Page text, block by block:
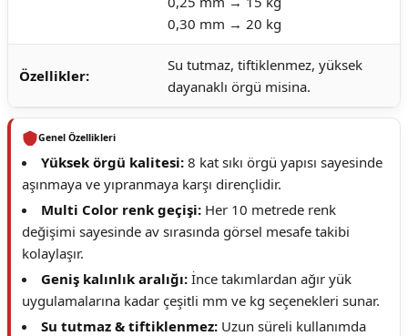
0,30 mm → 20 kg
Özellikler:
Su tutmaz, tiftiklenmez, yüksek
dayanaklı örgü misina.
Genel Özellikleri
Yüksek örgü kalitesi: 8 kat sıkı örgü yapısı sayesinde
aşınmaya ve yıpranmaya karşı dirençlidir.
Multi Color renk geçişi: Her 10 metrede renk
değişimi sayesinde av sırasında görsel mesafe takibi
kolaylaşır.
Geniş kalınlık aralığı: İnce takımlardan ağır yük
uygulamalarına kadar çeşitli mm ve kg seçenekleri sunar.
Su tutmaz & tiftiklenmez: Uzun süreli kullanımda